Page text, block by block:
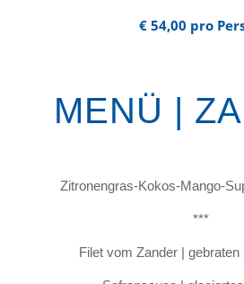
€ 54,00 pro
MENÜ |
Zitronengras-Kokos-Mango-
***
Filet vom Zander |